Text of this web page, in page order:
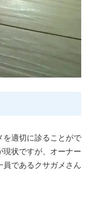
を適切に診ることがで
現状ですが、オーナー
員であるクサガメさん